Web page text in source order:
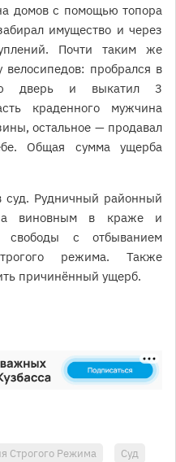
домов с помощью топора
имущество и через
Почти таким же
пробрался в
дверь и выкатил 3
краденного мужчина
остальное — продавал
Общая сумма ущерба
суд. Рудничный районный
виновным в краже и
с отбыванием
режима. Также
причинённый ущерб.
Строгого Режима Суд